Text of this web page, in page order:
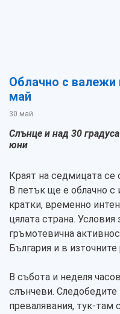
Облачно с валежи
май
30 май
Слънце и над 30
юни
Краят на седмицата се
В петък ще е облачно с
кратки, временно
цялата страна.
гръмотевична
България и в
В събота и неделя
слънчеви.
превалявания, тук-там